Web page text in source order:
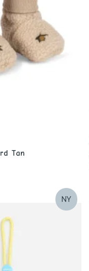
Tan
NY